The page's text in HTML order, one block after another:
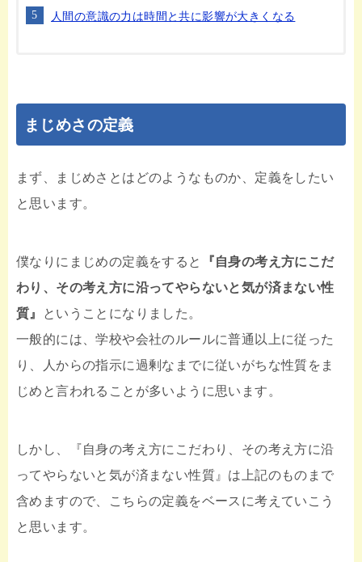
人間の意識の力は時間と共に影響が大きくなる
まじめさの定義
まず、まじめさとはどのようなものか、定義をしたい
と思います。
僕なりにまじめの定義をすると 『自身の考え方にこだ
わり、その考え方に沿ってやらないと気が済まない性
質』 ということになりました。
一般的には、学校や会社のルールに普通以上に従った
り、人からの指示に過剰なまでに従いがちな性質をま
じめと言われることが多いように思います。
しかし、『自身の考え方にこだわり、その考え方に沿
ってやらないと気が済まない性質』は上記のものまで
含めますので、こちらの定義をベースに考えていこう
と思います。